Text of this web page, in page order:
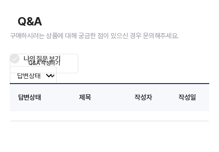
Q&A
구매하시려는 상품에 대해 궁금한 점이 있으신 경우 문의해주세요.
나의 질문 보기
답변상태 제목 작성자 작성일
Q&A 작성하기